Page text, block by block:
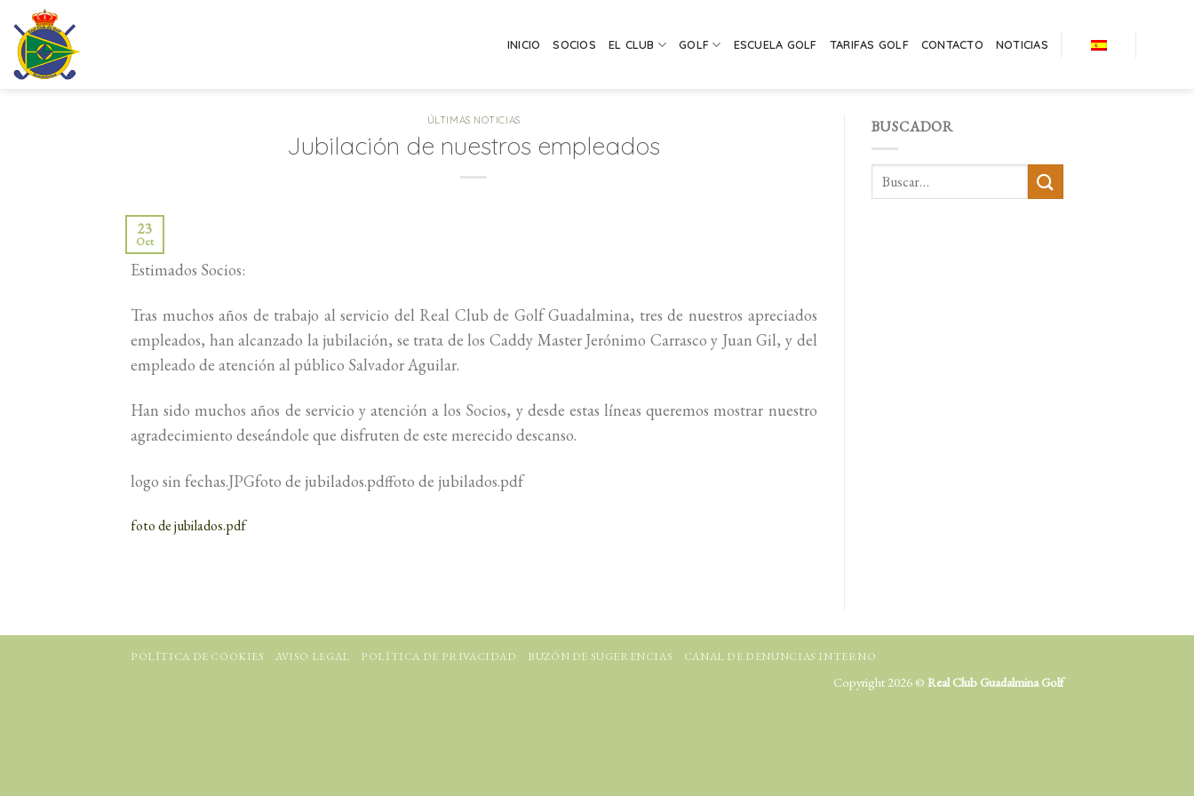
contenido
INICIO SOCIOS EL CLUB GOLF ESCUELA GOLF TARIFAS GOLF CONTACTO NOTICIAS
ÚLTIMAS NOTICIAS
Jubilación de nuestros empleados
23
Oct
Estimados Socios:
Tras muchos años de trabajo al servicio del Real Club de Golf Guadalmina, tres de nuestros apreciados
empleados, han alcanzado la jubilación, se trata de los Caddy Master Jerónimo Carrasco y Juan Gil, y del
empleado de atención al público Salvador Aguilar.
Han sido muchos años de servicio y atención a los Socios, y desde estas líneas queremos mostrar nuestro
agradecimiento deseándole que disfruten de este merecido descanso.
logo sin fechas.JPGfoto de jubilados.pdffoto de jubilados.pdf
foto de jubilados.pdf
BUSCADOR
POLÍTICA DE COOKIES AVISO LEGAL POLÍTICA DE PRIVACIDAD BUZÓN DE SUGERENCIAS CANAL DE DENUNCIAS INTERNO
Copyright 2026 © Real Club Guadalmina Golf